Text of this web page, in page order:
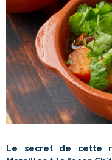
Le secret de cette